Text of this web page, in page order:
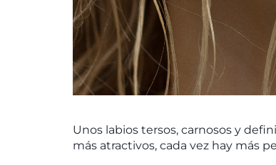
Unos labios tersos, carnosos y
más atractivos, cada vez hay más